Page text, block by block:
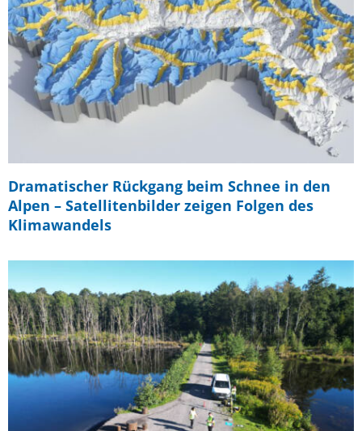
Dramatischer Rückgang beim Schnee in den
Alpen – Satellitenbilder zeigen Folgen des
Klimawandels